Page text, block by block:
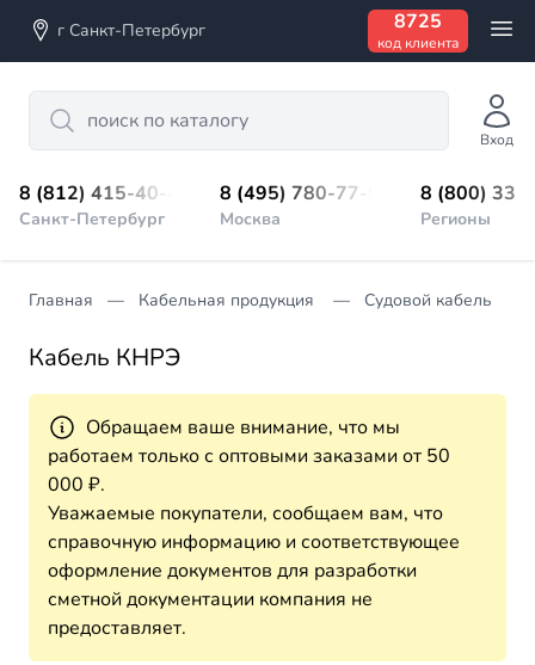
г Санкт-Петербург 8725
код клиента
Search
Вход
8 (812) 415-40-45
Санкт-Петербург
8 (495) 780-77-98
Москва
8 (800)
Регионы
Главная Кабельная продукция Судовой кабель
Кабель КНРЭ
Обращаем ваше внимание, что мы
работаем только с оптовыми заказами от 50
000 ₽.
Уважаемые покупатели, сообщаем вам, что
справочную информацию и соответствующее
оформление документов для разработки
сметной документации компания не
предоставляет.